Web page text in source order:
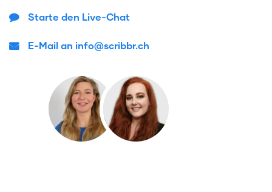
Starte den Live-Chat
E-Mail an info@scribbr.ch